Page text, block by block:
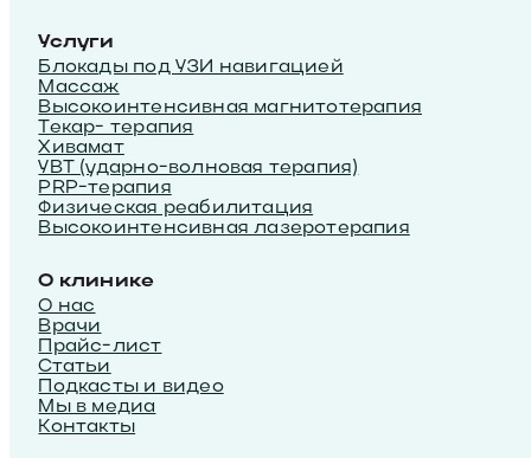
Услуги
Блокады под УЗИ навигацией
Массаж
Высокоинтенсивная магнитотерапия
Текар- терапия
Хивамат
УВТ (ударно-волновая терапия)
PRP-терапия
Физическая реабилитация
Высокоинтенсивная лазеротерапия
О клинике
О нас
Врачи
Прайс-лист
Статьи
Подкасты и видео
Мы в медиа
Контакты